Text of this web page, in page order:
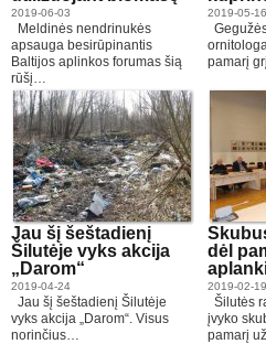
2019-06-03
Meldinės nendrinukės
apsauga besirūpinantis
Baltijos aplinkos forumas šią
rūšį…
2019-05-16
pamarį
Jau šį šeštadienį
Šilutėje vyks akcija
„Darom“
2019-04-24
Jau šį šeštadienį Šilutėje
vyks akcija „Darom“. Visus
norinčius…
dėl
2019-02-19
Šilutės
įvyko
pamarį